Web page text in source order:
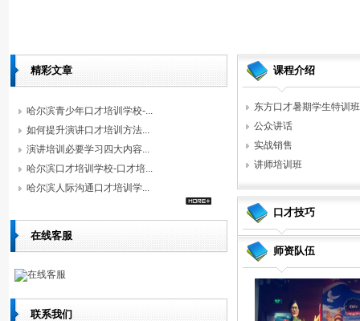
精彩文章
哈尔滨青少年口才培训学校-...
如何提升演讲口才培训方法...
演讲培训必要学习四大内容...
哈尔滨口才培训学校-口才培...
哈尔滨人际沟通口才培训学...
在线客服
在线客服
联系我们
课程介绍
东方口才暑期学生特训
公众讲话
实战销售
讲师培训班
口才技巧
师资队伍